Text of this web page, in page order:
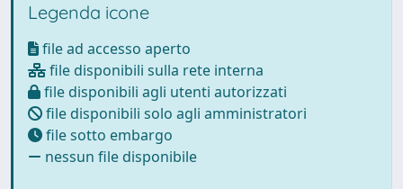
Legenda icone
file ad accesso aperto
file disponibili sulla rete interna
file disponibili agli utenti autorizzati
file disponibili solo agli amministratori
file sotto embargo
nessun file disponibile